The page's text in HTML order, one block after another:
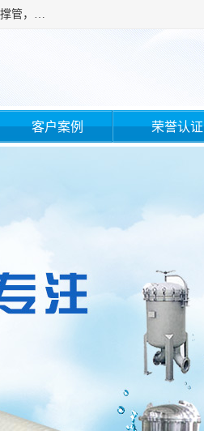
广州滤源过滤器材有限公司主营经营产品有：PTFE烧结滤芯、PE滤芯，烧结滤芯，PE烧结滤芯，PA烧结滤芯，管式膜支撑管，真空上料机滤芯，粉末烧结滤芯，止溢滤芯，吸头滤芯，湿化瓶滤芯、不锈钢烧结滤芯等。公司现拥有一批精干的管理人员和一支高素质的技术队伍，舒适优雅的办公环境和拥有全新现代化标准厂房。
客户案例 荣誉认证